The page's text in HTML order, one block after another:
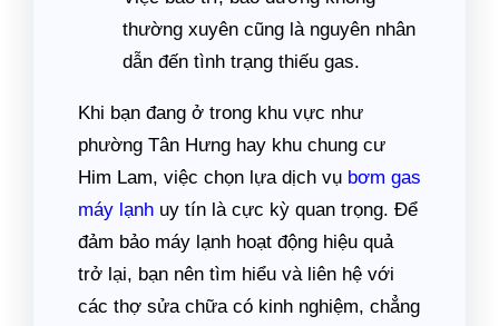
thường xuyên cũng là nguyên nhân
dẫn đến tình trạng thiếu gas.
Khi bạn đang ở trong khu vực như
phường Tân Hưng hay khu chung cư
Him Lam, việc chọn lựa dịch vụ bơm gas
máy lạnh uy tín là cực kỳ quan trọng. Để
đảm bảo máy lạnh hoạt động hiệu quả
trở lại, bạn nên tìm hiểu và liên hệ với
các thợ sửa chữa có kinh nghiệm, chẳng